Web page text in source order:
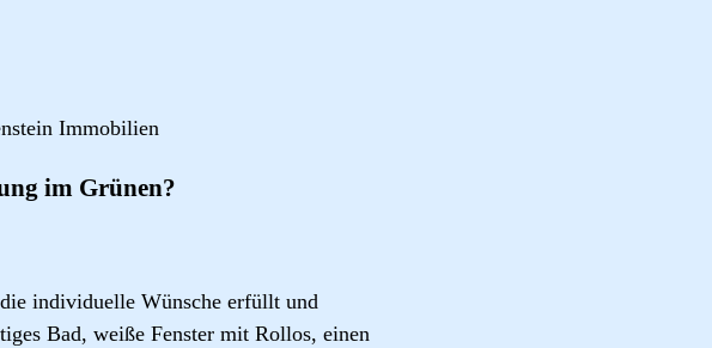
Immobilien
im Grünen?
individuelle Wünsche erfüllt und
Bad, weiße Fenster mit Rollos, einen